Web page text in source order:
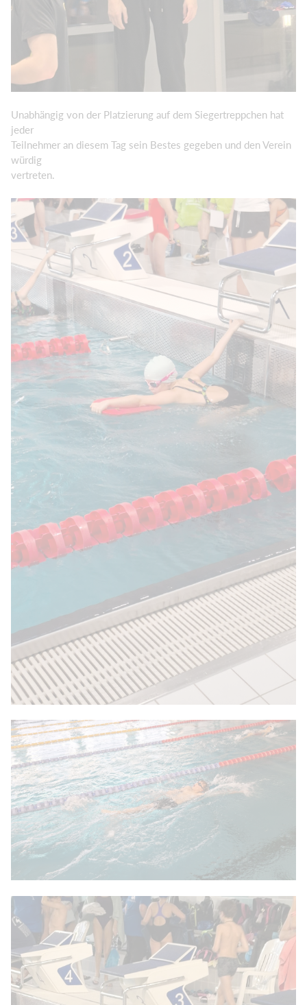
Unabhängig von der Platzierung auf dem Siegertreppchen hat
jeder
Teilnehmer an diesem Tag sein Bestes gegeben und den Verein
würdig
vertreten.